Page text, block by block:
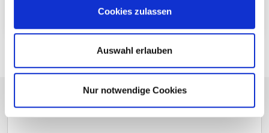
Cookies zulassen
Auswahl erlauben
Nur notwendige Cookies
effiziente Holzbaukonstruktionen.